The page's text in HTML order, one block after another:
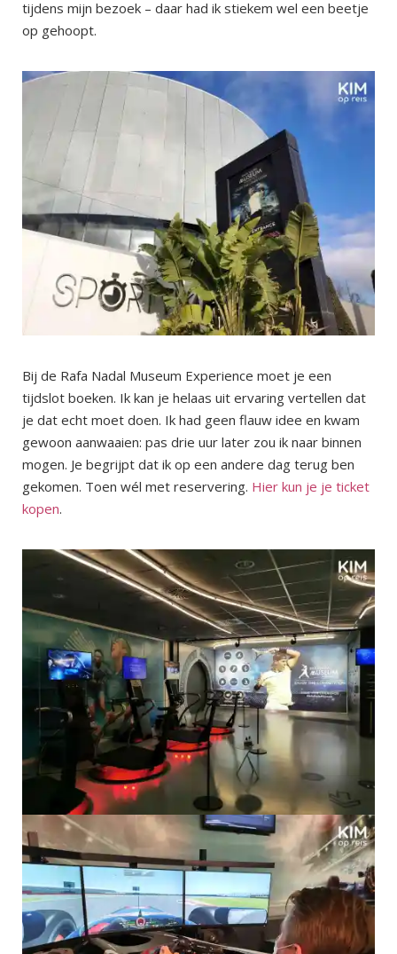
tijdens mijn bezoek – daar had ik stiekem wel een beetje
op gehoopt.
Bij de Rafa Nadal Museum Experience moet je een
tijdslot boeken. Ik kan je helaas uit ervaring vertellen dat
je dat echt moet doen. Ik had geen flauw idee en kwam
gewoon aanwaaien: pas drie uur later zou ik naar binnen
mogen. Je begrijpt dat ik op een andere dag terug ben
gekomen. Toen wél met reservering. Hier kun je je ticket
kopen.